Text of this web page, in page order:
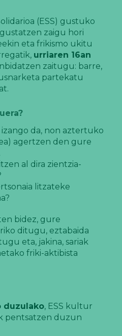
(ESS) gustuko
zaigu hori
eta frikismo ukitu
urriaren 16an
zaitugu: barre,
partekatu
da, non aztertuko
agertzen den gure
al dira zientzia-
litzateke
bidez, gure
ditugu, eztabaida
eta, jakina, sariak
friki-aktibista
duzulako, ESS kultur
pentsatzen duzun